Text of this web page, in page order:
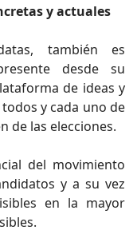
y actuales
también es
desde su
de ideas y
y cada uno de
de las elecciones.
del movimiento
y a su vez
en la mayor